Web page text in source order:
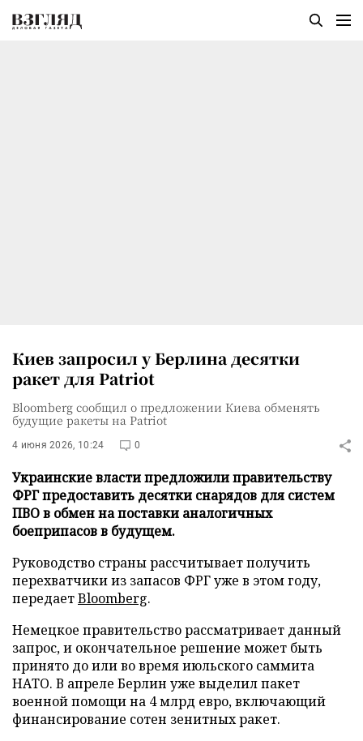
Киев запросил у Берлина десятки
ракет для Patriot
Bloomberg сообщил о предложении Киева обменять
будущие ракеты на Patriot
4 июня 2026, 10:24 0
Украинские власти предложили правительству
ФРГ предоставить десятки снарядов для систем
ПВО в обмен на поставки аналогичных
боеприпасов в будущем.
Руководство страны рассчитывает получить
перехватчики из запасов ФРГ уже в этом году,
передаетBloomberg.
Немецкое правительство рассматривает данный
запрос, и окончательное решение может быть
принято до или во время июльского саммита
НАТО. В апреле Берлин уже выделил пакет
военной помощи на 4 млрд евро, включающий
финансирование сотен зенитных ракет.